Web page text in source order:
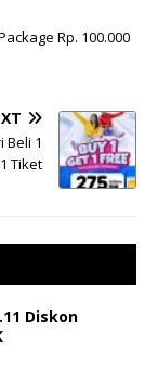
Rp. 100.000
Beli 1
Tiket
Diskon